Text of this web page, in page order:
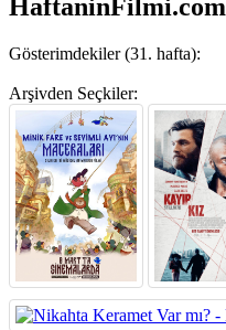
Gösterimdekiler (31. hafta):
Arşivden Seçkiler: